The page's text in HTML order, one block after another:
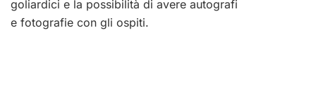
goliardici e la possibilità di avere autografi
e fotografie con gli ospiti.